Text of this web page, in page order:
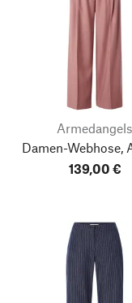
Armedangels
Damen-Webhose,
139,00 €